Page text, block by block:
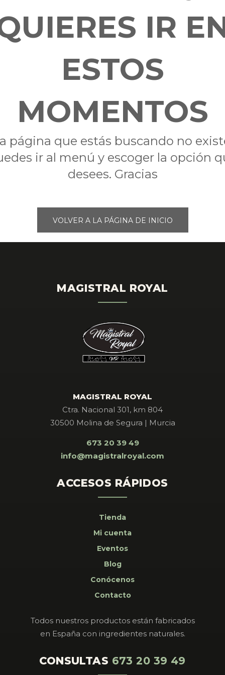
IR
ESTOS
MOMENTOS
página que estás buscando no
ir al menú y escoger la opción
desees. Gracias
VOLVER A LA PÁGINA DE INICIO
MAGISTRAL ROYAL
MAGISTRAL ROYAL
Ctra. Nacional 301, km 804
30500 Molina de Segura | Murcia
673 20 39 49
info@magistralroyal.com
ACCESOS RÁPIDOS
Tienda
Mi cuenta
Eventos
Blog
Conócenos
Contacto
Todos nuestros productos están fabricados
en España con ingredientes naturales.
CONSULTAS 673 20 39 49